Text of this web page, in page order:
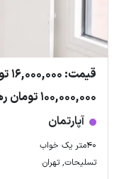
قیمت: 16,000,000 تومان اجاره
100,000,000 تومان رهن
آپارتمان
۴۰متر یک خواب
تسلیحات, تهران